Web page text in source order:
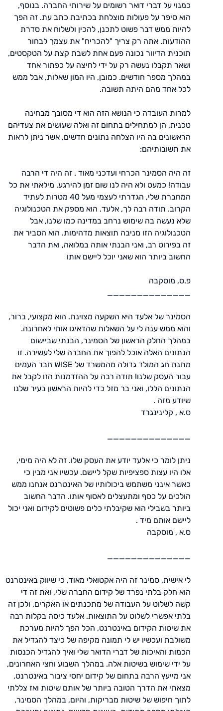
כמנוי על דברי דואר רשומים על שירותי החברה. בנוסף,
הוא סיפר על פעולות מוצלחת בכתיבת כתב עת. זה הפך
להיות ממש דבר פשוט לתכנן, להכין ולשלוח את סדרת
ההודעות. אתה רק צריך "להכריח" את עצמך לבחור
תוכנית הדיוור נכונה פעם אחת לשבת קצת על הטקסטים,
ושאר תקבלו נעשה רק על ידי לחיצה על כפתור אחד
במהלך מספר חודשים. כמובן, היו המון שאלות, אבל ממש
לכל אחד מהם היתה תשובה.
למרות העובדה כי הנושא הזה הוא די מסובך מבחינה
טכנית, הן למתחילים בתחום זה ואלה שעושים את צעדיהם
הראשונים בה היו הצלחה נתונים חדשים, אשר ניתן לראות
את תשובותיהם:
זה היה הסמינר הכרחי ועדכני מאוד . זה היה די הרבה
עבודה! כמעט ולא היה לנו שום זמן להירגע. מילאתי את כל
המחברת שלי, הגדרתי לעצמי מעל 40 מטרות לעתיד
הקרוב. תודה רבה לך, אלעד. הוא מספק את הטכנולוגיה
שלא נעשה בה שימוש נרחב במדינה כמו שלנו, אבל
הטכנולוגיה הזו מניבה תוצאות מדהימות. הוא הסביר את
זה בפירוט רב, ואני הבנתי אותה במלואה, ואת הדבר
החשוב ביותר הוא שאני יוכל ליישם אותו
פ.ס, מוסקבה
______________
הסמינר של אלעד היא השקעה מצוינת. הוא מקצועי, ברור,
והוא ממש ענה לי על השאלות שהדאיגו אותי לאחרונה.
במהלך החלק הראשון של הסמינר, הבנתי שביישום
הנתונים האלה אוכל להפוך את החברה שלי לעשירה. זו
מתנת חג המולד גדולה מהמשרד של WISE חבר העמים
עבור העסק שלנו! תודה רבה על ההזדמנות הזו לקבל את
הנתונים הללו, ואני בר מזל כדי להיות הראשון בעיר שלנו
שיודע מזה .
ס.א , קלינינגרד
______________
ניתן לומר כי אלעד יודע את העסק שלו. זה לא היה מימי,
אלו היו עצות ספציפיות שקל ליישם. עכשיו אני מבין כי
כאשר אינני משתמש ביכולותיו של האינטרנט אנחנו ממש
הולכים על כסף ומתעצלים לאסוף אותו. הדבר החשוב
ביותר בשבילי הוא שקיבלתי כלים פשוטים לקידום ואני יכול
ליישם אותם מיד .
ס.א , מוסקבה
______________
לי אישית, סמינר זה היה אקטואלי מאוד, כי שיווק באינטרנט
הוא חלק בלתי נפרד של קידום החברה שלי, ואת זה די
קשה לשלוט על העבודה של מתכנתים או האקרים, ולכן זה
בלתי אפשרי לשלוט על התוצאות. אלעד כיסה בקלות רבה
את שיטות הקידום באינטרנט, הכל הפך להיות מערכת
משולבת ועכשיו יש לי תמונה מקיפה של כיצד להגדיל את
הכמות והאיכות של דברי הדואר שלי ואיך להגדיל הכנסות
על ידי שימוש בשיטות אלה. במהלך השבוע וחצי האחרונים,
אני מייעץ הרבה בתחום של קידום יחסי ציבור באינטרנט,
מצאתי את הדרך הטובה ביותר של אותם שיטות ואז צללתי
לתוך חיפוש של שיטות מבריקות, והיום, במהלך הסמינר,